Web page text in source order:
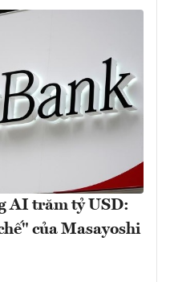
AI trăm tỷ USD:
của Masayoshi